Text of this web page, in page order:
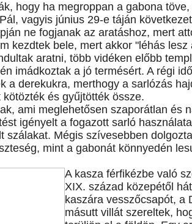
hogy ha megroppan a gabona
vagyis június 29-e táján
ne fogjanak az aratáshoz, mert
kezdtek bele, mert akkor "léhás lesz
aratni, több vidéken előbb
imádkoztak a jó termésért. A régi
a derekukra, merthogy a sarlózás
és gyűjtötték össze.
ami meglehetősen szaporátlan és
igényelt a fogazott sarló
szálakat. Mégis szívesebben
mint a gabonát könnyedén
A kasza férfikézbe való
XIX. század közepétől
kaszára vesszőcsapót, a
másutt villát szereltek,